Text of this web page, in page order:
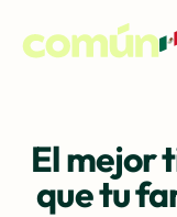
El mejor
que tu